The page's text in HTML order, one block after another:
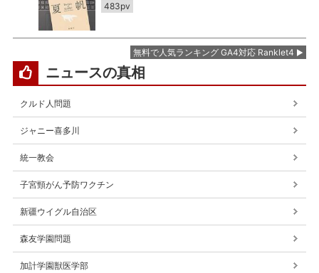
483pv
無料で人気ランキング GA4対応 Ranklet4
ニュースの真相
クルド人問題
ジャニー喜多川
統一教会
子宮頸がん予防ワクチン
新疆ウイグル自治区
森友学園問題
加計学園獣医学部